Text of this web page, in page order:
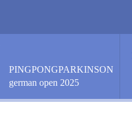
PINGPONGPARKINSON
german open 2025